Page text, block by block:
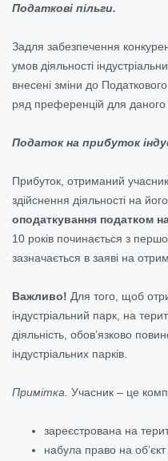
Податкові пільги.
Задля забезпечення
умов діяльності
внесені зміни до
ряд преференцій для даного
Податок на прибуток
Прибуток, отриманий
здійснення діяльності на його
оподаткування податком
10 років починається з
зазначається в заяві на
Важливо! Для того, щоб
індустріальний парк, на
діяльність, обов’язково
індустріальних парків.
Примітка. Учасник – це
зареєстрована на
набула право на